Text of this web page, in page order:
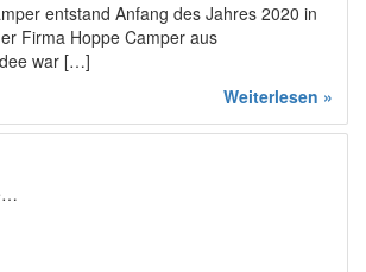
entstand Anfang des Jahres 2020 in
Firma Hoppe Camper aus
war […]
Weiterlesen »